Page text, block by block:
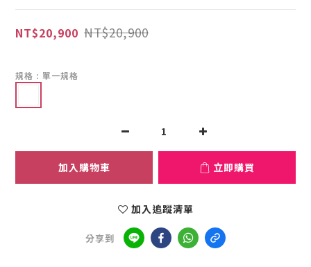
NT$20,900 NT$20,900
規格 : 單一規格
加入購物車 立即購買
加入追蹤清單
分享到